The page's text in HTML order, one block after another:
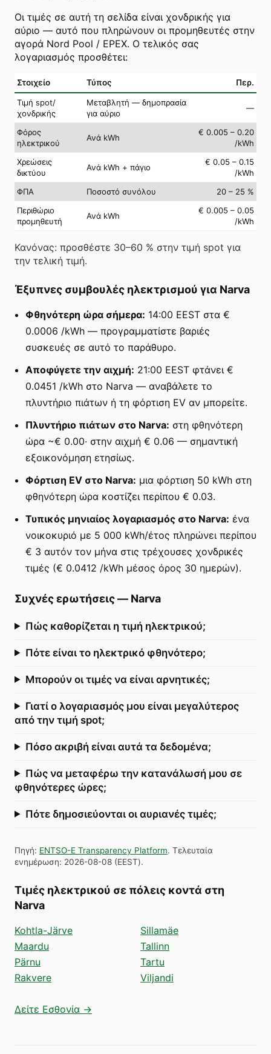
Οι τιμές σε αυτή τη σελίδα είναι χονδρικής για
αύριο — αυτό που πληρώνουν οι προμηθευτές στην
αγορά Nord Pool / EPEX. Ο τελικός σας
λογαριασμός προσθέτει:
Στοιχείο Τύπος Περ.
Τιμή spot/
χονδρικής
Μεταβλητή — δημοπρασία
για αύριο
—
Φόρος
ηλεκτρικού
Ανά kWh
€ 0.005 – 0.20
/kWh
Χρεώσεις
δικτύου
Ανά kWh + πάγιο
€ 0.05 – 0.15
/kWh
ΦΠΑ
Ποσοστό συνόλου
20 – 25 %
Περιθώριο
προμηθευτή
Ανά kWh
€ 0.005 – 0.05
/kWh
Κανόνας: προσθέστε 30–60 % στην τιμή spot για
την τελική τιμή.
Έξυπνες συμβουλές ηλεκτρισμού για Narva
Φθηνότερη ώρα σήμερα: 14:00 EEST στα €
0.0006 /kWh — προγραμματίστε βαριές
συσκευές σε αυτό το παράθυρο.
Αποφύγετε την αιχμή: 21:00 EEST φτάνει €
0.0451 /kWh στο Narva — αναβάλετε το
πλυντήριο πιάτων ή τη φόρτιση EV αν μπορείτε.
Πλυντήριο πιάτων στο Narva: στη φθηνότερη
ώρα ~€ 0.00· στην αιχμή € 0.06 — σημαντική
εξοικονόμηση ετησίως.
Φόρτιση EV στο Narva: μια φόρτιση 50 kWh στη
φθηνότερη ώρα κοστίζει περίπου € 0.03.
Τυπικός μηνιαίος λογαριασμός στο Narva: ένα
νοικοκυριό με 5 000 kWh/έτος πληρώνει περίπου
€ 3 αυτόν τον μήνα στις τρέχουσες χονδρικές
τιμές (€ 0.0412 /kWh μέσος όρος 30 ημερών).
Συχνές ερωτήσεις— Narva
Πώς καθορίζεται η τιμή ηλεκτρικού;
Πότε είναι το ηλεκτρικό φθηνότερο;
Μπορούν οι τιμές να είναι αρνητικές;
Γιατί ο λογαριασμός μου είναι μεγαλύτερος
από την τιμή spot;
Πόσο ακριβή είναι αυτά τα δεδομένα;
Πώς να μεταφέρω την κατανάλωσή μου σε
φθηνότερες ώρες;
Πότε δημοσιεύονται οι αυριανές τιμές;
Πηγή: ENTSO-E Transparency Platform. Τελευταία
ενημέρωση: 2026-08-08 (EEST).
Τιμές ηλεκτρικού σε πόλεις κοντά στη
Narva
Kohtla-Järve
Maardu
Pärnu
Rakvere
Sillamäe
Tallinn
Tartu
Viljandi
Δείτε Εσθονία →